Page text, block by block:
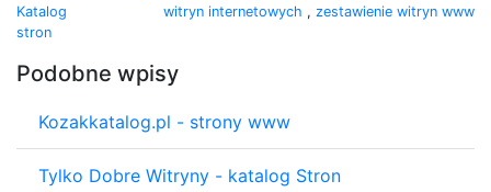
Katalog
stron
witryn internetowych , zestawienie witryn www
Podobne wpisy
Kozakkatalog.pl - strony www
Tylko Dobre Witryny - katalog Stron